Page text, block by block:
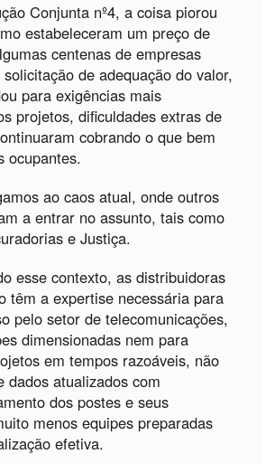
Conjunta nº4, a coisa piorou
estabeleceram um preço de
centenas de empresas
de adequação do valor,
para exigências mais
projetos, dificuldades extras de
cobrando o que bem
ocupantes.
ao caos atual, onde outros
a entrar no assunto, tais como
e Justiça.
esse contexto, as distribuidoras
têm a expertise necessária para
pelo setor de telecomunicações,
dimensionadas nem para
em tempos razoáveis, não
dados atualizados com
dos postes e seus
menos equipes preparadas
efetiva.